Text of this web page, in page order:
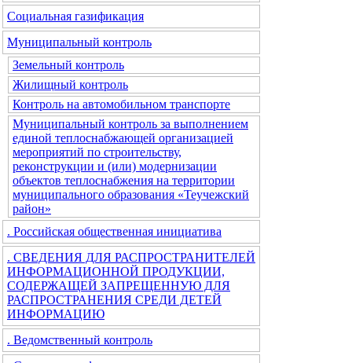
Социальная газификация
Муниципальный контроль
Земельный контроль
Жилищный контроль
Контроль на автомобильном транспорте
Муниципальный контроль за выполнением
единой теплоснабжающей организацией
мероприятий по строительству,
реконструкции и (или) модернизации
объектов теплоснабжения на территории
муниципального образования «Теучежский
район»
. Российская общественная инициатива
. СВЕДЕНИЯ ДЛЯ РАСПРОСТРАНИТЕЛЕЙ
ИНФОРМАЦИОННОЙ ПРОДУКЦИИ,
СОДЕРЖАЩЕЙ ЗАПРЕЩЕННУЮ ДЛЯ
РАСПРОСТРАНЕНИЯ СРЕДИ ДЕТЕЙ
ИНФОРМАЦИЮ
. Ведомственный контроль